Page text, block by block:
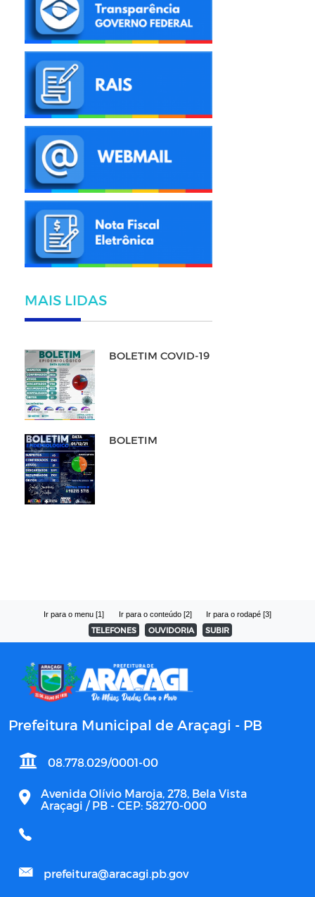
MAIS LIDAS
BOLETIM COVID-19
BOLETIM
Ir para o menu [1] Ir para o conteúdo [2] Ir para o rodapé [3]
TELEFONES OUVIDORIA SUBIR
Prefeitura Municipal de Araçagi - PB
08.778.029/0001-00
Avenida Olívio Maroja, 278, Bela Vista
Araçagi / PB - CEP: 58270-000
prefeitura@aracagi.pb.gov